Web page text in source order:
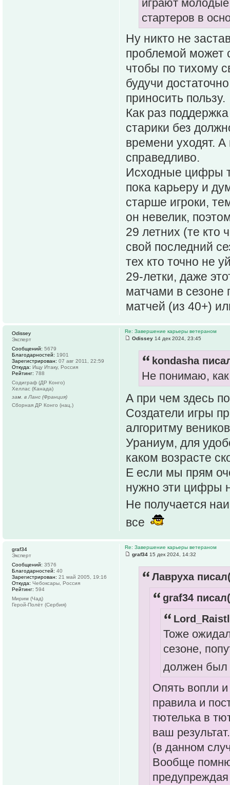
играют
стартеров в
Ну никто не
проблемой может
чтобы по тихому
будучи
приносить пользу.
Как раз
старики без
времени уходят. А
справедливо.
Исходные цифры
пока карьеру и
старше игроки,
он невелик,
29 летних (те кто
свой последний
тех кто точно не
29-летки, даже
матчами в сезоне
матчей (из 40+)
Re: Завершение карьеры ветераном
Odissey 14 дек 2024, 23:45
kondasha
Не понимаю, как
А при чем здесь
Создатели игры
алгоритму
Ураниум, для
каком возрасте
Е если мы прям
нужно эти цифры
Не получается
все
Odissey
Эксперт
Сообщений: 5679
Благодарностей: 1901
Зарегистрирован: 07 авг 2011, 22:59
Откуда: Ищу Итаку, Россия
Рейтинг: 788
Содиграф (ДР Конго)
Хеллас (Канада)
зам. в Ланс (Франция)
Сборная ДР Конго (нац.)
Re: Завершение карьеры ветераном
graf34 15 дек 2024, 14:32
Лавруха
graf34
Тоже
сезоне,
должен был
Опять вопли
правила и
тютелька в
ваш
(в данном
Вообще помню
предупреждая
graf34
Эксперт
Сообщений: 3576
Благодарностей: 40
Зарегистрирован: 21 май 2005, 19:16
Откуда: Чебоксары, Россия
Рейтинг: 594
Мирим (Чад)
Герой-Полёт (Сербия)